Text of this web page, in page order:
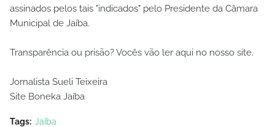
assinados pelos tais "indicados" pelo Presidente da Câmara
Municipal de Jaíba.
Transparência ou prisão? Vocês vão ler aqui no nosso site.
Jornalista Sueli Teixeira
Site Boneka Jaíba
Tags: Jaíba